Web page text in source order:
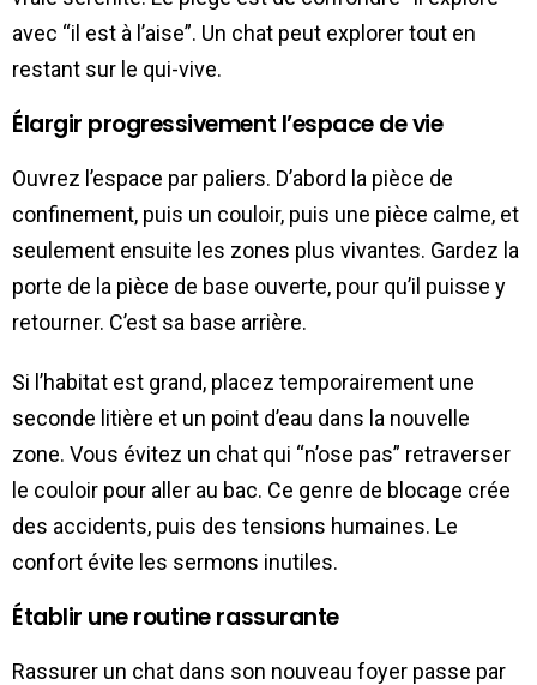
avec “il est à l’aise”. Un chat peut explorer tout en
restant sur le qui-vive.
Élargir progressivement l’espace de vie
Ouvrez l’espace par paliers. D’abord la pièce de
confinement, puis un couloir, puis une pièce calme, et
seulement ensuite les zones plus vivantes. Gardez la
porte de la pièce de base ouverte, pour qu’il puisse y
retourner. C’est sa base arrière.
Si l’habitat est grand, placez temporairement une
seconde litière et un point d’eau dans la nouvelle
zone. Vous évitez un chat qui “n’ose pas” retraverser
le couloir pour aller au bac. Ce genre de blocage crée
des accidents, puis des tensions humaines. Le
confort évite les sermons inutiles.
Établir une routine rassurante
Rassurer un chat dans son nouveau foyer passe par